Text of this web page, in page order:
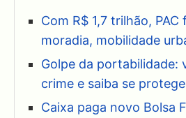
Com R$ 1,7 trilhão, PAC
moradia, mobilidade
Golpe da portabilidade:
crime e saiba se
Caixa paga novo Bolsa